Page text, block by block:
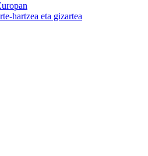
hartzea eta gizartea